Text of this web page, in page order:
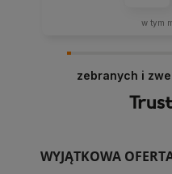
w tym
zebranych i
WYJĄTKOWA